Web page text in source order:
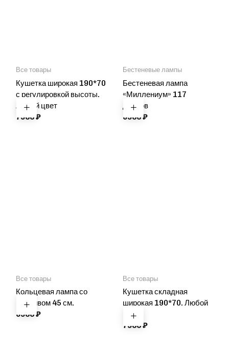
Все товары
Кушетка широкая 190*70
с регулировкой высоты.
Любой цвет
7900₽
Бестеневые лампы
Бестеневая лампа
«Миллениум» 117
диодов
6900₽
Все товары
Кольцевая лампа со
штативом 45 см.
6900₽
Все товары
Кушетка складная
широкая 190*70. Любой
цвет
7900₽